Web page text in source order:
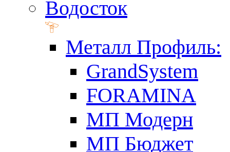
Водосток
Металл Профиль:
GrandSystem
FORAMINA
МП Модерн
МП Бюджет